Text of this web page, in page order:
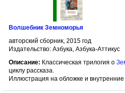
Волшебник Земноморья
авторский сборник, 2015 год
Издательство: Азбука, Азбука-Аттикус
Описание: Классическая трилогия о
циклу рассказа.
Иллюстрация на обложке и